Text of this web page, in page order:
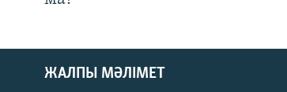
ЖАЛПЫ МӘЛІМЕТ